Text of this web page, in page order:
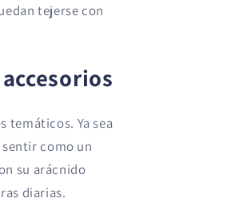
tejerse con
temáticos. Ya sea
sentir como un
su arácnido
diarias.